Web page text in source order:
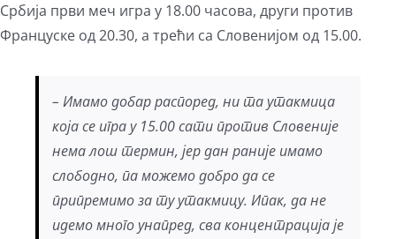
Србија први меч игра у 18.00 часова, други против
Француске од 20.30, а трећи са Словенијом од 15.00.
– Имамо добар распоред, ни та утакмица
која се игра у 15.00 сати против Словеније
нема лош термин, јер дан раније имамо
слободно, па можемо добро да се
припремимо за ту утакмицу. Ипак, да не
идемо много унапред, сва концентрација је